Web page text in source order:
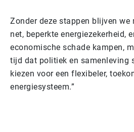
Zonder deze stappen blijven we
net, beperkte energiezekerheid,
economische schade kampen,
tijd dat politiek en samenleving
kiezen voor een flexibeler,
energiesysteem.”